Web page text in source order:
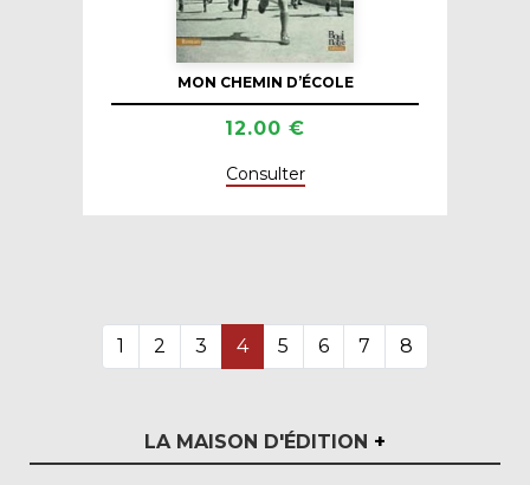
LA MAISON D'ÉDITION +
MON CHEMIN D’ÉCOLE
12.00 €
Consulter
1 2 3 4 5 6 7 8